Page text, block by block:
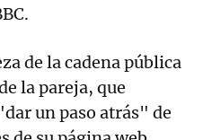
de la cadena pública
la pareja, que
un paso atrás" de